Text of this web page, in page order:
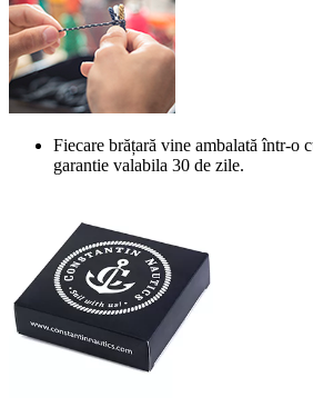
Fiecare brățară vine ambalată într-o
garantie valabila 30 de zile.